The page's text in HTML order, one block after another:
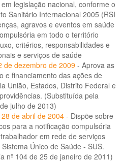
legislação nacional, conforme o
Sanitário Internacional 2005 (RSI
agravos e eventos em saúde
em todo o território
critérios, responsabilidades e
e serviços de saúde
de dezembro de 2009 - Aprova as
e financiamento das ações de
União, Estados, Distrito Federal e
(Substituída pela
julho de 2013)
de abril de 2004 - Dispõe sobre
para a notificação compulsória
em rede de serviços
Único de Saúde - SUS.
nº 104 de 25 de janeiro de 2011)